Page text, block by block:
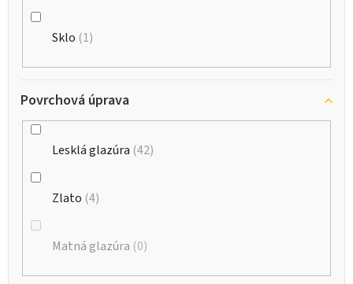
Sklo 1
Povrchová úprava
Lesklá glazúra 42
Zlato 4
Matná glazúra 0